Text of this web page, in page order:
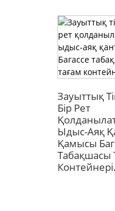
Зауыттық
Бір Рет
Ыдыс-Аяқ
Қамысы
Табақшасы